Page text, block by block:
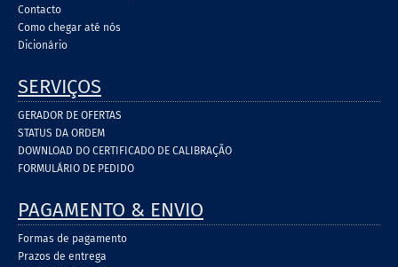
Contacto
Como chegar até nós
Dicionário
SERVIÇOS
GERADOR DE OFERTAS
STATUS DA ORDEM
DOWNLOAD DO CERTIFICADO DE CALIBRAÇÃO
FORMULÁRIO DE PEDIDO
PAGAMENTO & ENVIO
Formas de pagamento
Prazos de entrega